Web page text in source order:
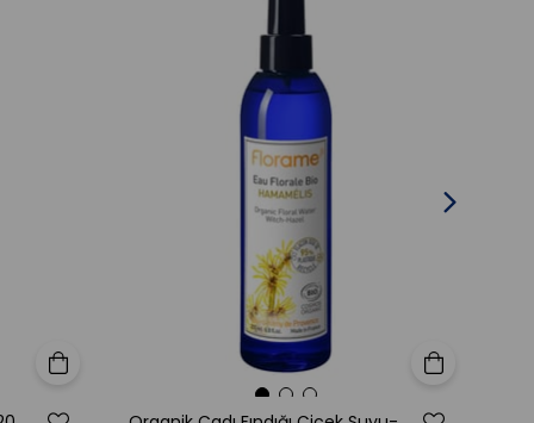
belirtilerini azaltmak isteyen olgun ciltler
ve anti-aging etkili serum arayışında olanlar
elastikiyet kaybı, sarkma veya derinleşmiş çizgilenme
yaşlanma karşıtı içerikleri tercih eden kullanıcılar
içermez
ve Ecocert sertifikalı
free
Sepete Ekle Sepete Ekle